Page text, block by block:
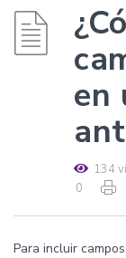
en
134
0
Para incluir